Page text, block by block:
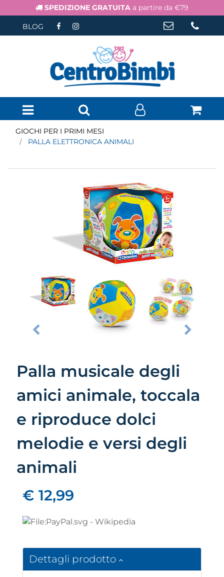
SPEDIZIONE GRATUITA a partire da €79
BLOG
Open menu
GIOCHI PER I PRIMI MESI
PALLA ELETTRONICA ANIMALI
Palla musicale degli
amici animale, toccala
e riproduce dolci
melodie e versi degli
animali
€ 12,99
Dettagli prodotto